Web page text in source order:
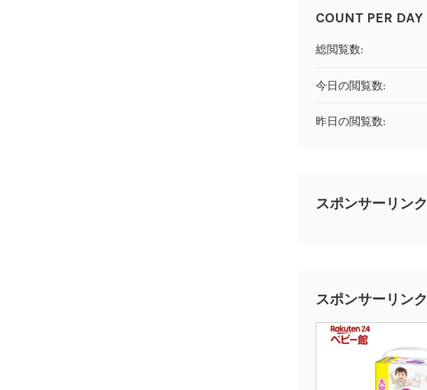
COUNT PER DAY
総閲覧数:
今日の閲覧数:
昨日の閲覧数:
スポンサーリンク
スポンサーリンク